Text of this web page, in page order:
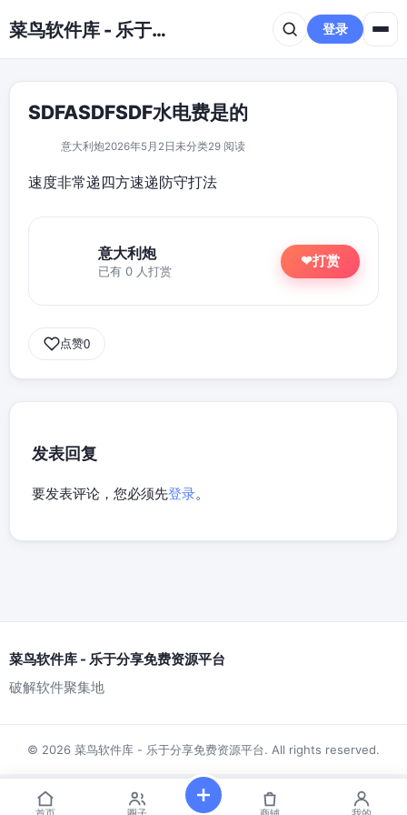
菜鸟软件库 - 乐于分享免费资源平台 登录
SDFASDFSDF水电费是的
意大利炮2026年5月2日 未分类29 阅读
速度非常递四方速递防守打法
意大利炮
已有 0 人打赏
❤打赏
点赞0
发表回复
要发表评论，您必须先登录。
菜鸟软件库 - 乐于分享免费资源平台
破解软件聚集地
© 2026 菜鸟软件库 - 乐于分享免费资源平台. All rights reserved.